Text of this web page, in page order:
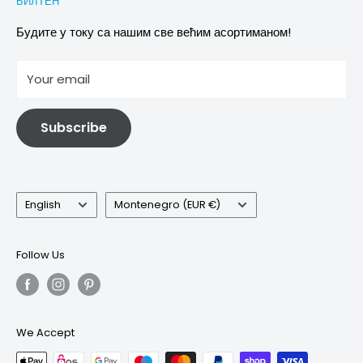
Images & references
Политика отказивања
Услови
Информације о електричној и електронској опреми
Будите у току са нашим све већим асортиманом!
Your email
Subscribe
Language
English Country/region
Montenegro (EUR €)
Follow Us
We Accept